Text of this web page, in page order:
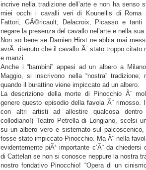
incrive nella tradizione dell’arte e non ha senso
miei occhi i cavalli veri di Kounellis di Roma
Fattori, GÃ©ricault, Delacroix, Picasso e
negare la presenza del cavallo nel’arte e nella
Non so bene se Damien Hirst ne abbia mai
avrÃ ritenuto che il cavallo Ã¨ stato troppo citato
e manzi.
Anche i “bambini” appesi ad un albero a
Maggio, si inscrivono nella “nostra”
quando il burattino viene impiccato ad un albero.
La descrizione della morte di Pinocchio Ã¨
genere questo episodio della favola Ã¨ rimosso.
con altri artisti ad allestire qualcosa
collodiano!) Teatro Petrella di Longiano, scelsi
su un albero vero e sistemato sul palcoscenico,
fosse stato impiccato Pinocchio. Ma Ã¨ nella
evidentemente piÃ¹ importante c’Ã¨ da
di Cattelan se non si conosce neppure la nostra
nostro fondativo Pinocchio! “Opera di un